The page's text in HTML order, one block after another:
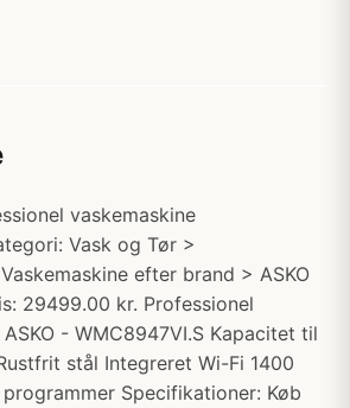
vaskemaskine
Vask og Tør >
efter brand > ASKO
29499.00 kr. Professionel
- WMC8947VI.S Kapacitet til
stål Integreret Wi-Fi 1400
Specifikationer: Køb